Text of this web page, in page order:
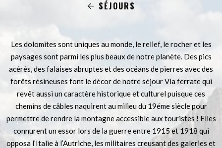
SÉJOURS
Les dolomites sont uniques au monde, le relief, le rocher et les
paysages sont parmi les plus beaux de notre planète. Des pics
acérés, des falaises abruptes et des océans de pierres avec des
forêts résineuses font le décor de notre séjour Via ferrate qui
revêt aussi un caractère historique et culturel puisque ces
chemins de câbles naquirent au milieu du 19éme siècle pour
permettre de rendre la montagne accessible aux touristes ! Elles
connurent un essor lors de la guerre entre 1915 et 1918 qui
opposa l’Italie à l’Autriche, les militaires creusant des galeries et